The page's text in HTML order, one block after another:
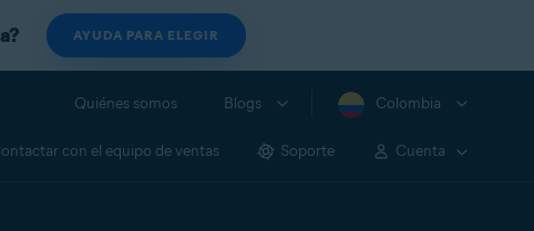
AYUDA PARA ELEGIR
Quiénes somos Blogs Colombia
con el equipo de ventas Soporte Cuenta